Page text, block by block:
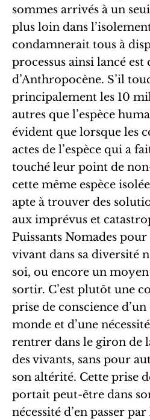
sommes arrivés à un
plus loin dans
condamnerait tous à
processus ainsi lancé
d’Anthropocène. S’il
principalement les 10
autres que l’espèce
évident que lorsque les
actes de l’espèce qui a
touché leur point de
cette même espèce
apte à trouver des
aux imprévus et
Puissants Nomades
vivant dans sa diversité
soi, ou encore un
sortir. C’est plutôt une
prise de conscience d’un
monde et d’une
rentrer dans le giron de
des vivants, sans pour
son altérité. Cette prise
portait peut-être dans
nécessité d’en passer